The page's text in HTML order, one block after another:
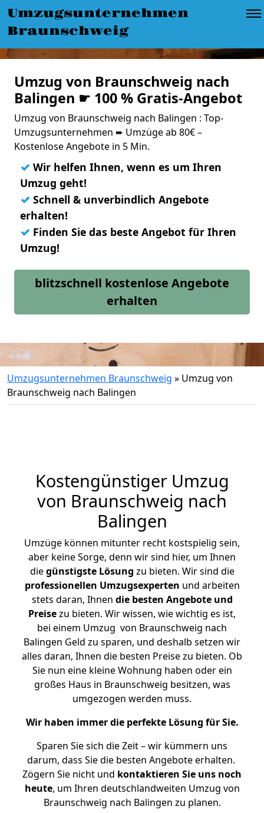
Umzugsunternehmen
Braunschweig
Umzug von Braunschweig nach
Balingen ☛ 100 % Gratis-Angebot
Umzug von Braunschweig nach Balingen : Top-
Umzugsunternehmen ➨ Umzüge ab 80€ –
Kostenlose Angebote in 5 Min.
✓ Wir helfen Ihnen, wenn es um Ihren
Umzug geht!
✓ Schnell & unverbindlich Angebote
erhalten!
✓ Finden Sie das beste Angebot für Ihren
Umzug!
blitzschnell kostenlose Angebote
erhalten
Umzugsunternehmen Braunschweig » Umzug von
Braunschweig nach Balingen
Kostengünstiger Umzug
von Braunschweig nach
Balingen
Umzüge können mitunter recht kostspielig sein,
aber keine Sorge, denn wir sind hier, um Ihnen
diegünstigste Lösung zu bieten. Wir sind die
professionellen Umzugsexperten und arbeiten
stets daran, Ihnen die besten Angebote und
Preisezu bieten. Wir wissen, wie wichtig es ist,
bei einem Umzug von Braunschweig nach
Balingen Geld zu sparen, und deshalb setzen wir
alles daran, Ihnen die besten Preise zu bieten. Ob
Sie nun eine kleine Wohnung haben oder ein
großes Haus in Braunschweig besitzen, was
umgezogen werden muss.
Wir haben immer die perfekte Lösung für Sie.
Sparen Sie sich die Zeit – wir kümmern uns
darum, dass Sie die besten Angebote erhalten.
Zögern Sie nicht und kontaktieren Sie uns noch
heute, um Ihren deutschlandweiten Umzug von
Braunschweig nach Balingen zu planen.